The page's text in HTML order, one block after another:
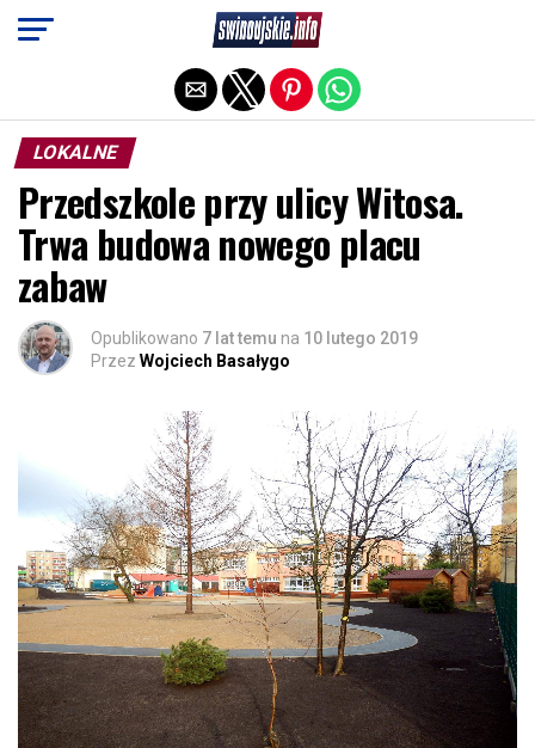
LOKALNE
Przedszkole przy ulicy Witosa.
Trwa budowa nowego placu
zabaw
Opublikowano 7 lat temu na 10 lutego 2019
Przez Wojciech Basałygo
Exit mobile version